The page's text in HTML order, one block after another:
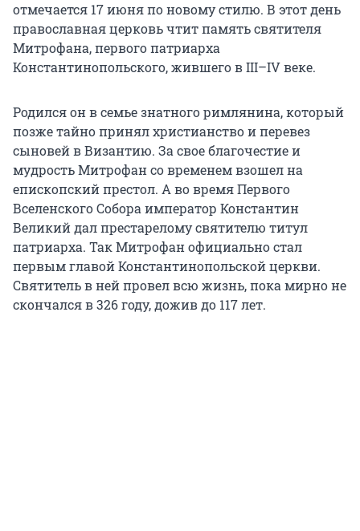
отмечается 17 июня по новому стилю. В этот день
православная церковь чтит память святителя
Митрофана, первого патриарха
Константинопольского, жившего вIII–IVвеке.
Родился он в семье знатного римлянина, который
позже тайно принял христианство и перевез
сыновей в Византию. За свое благочестие и
мудрость Митрофан со временем взошел на
епископский престол. А во время Первого
Вселенского Собора император Константин
Великий дал престарелому святителю титул
патриарха. Так Митрофан официально стал
первым главой Константинопольской церкви.
Святитель в ней провел всю жизнь, пока мирно не
скончался в 326 году, дожив до 117 лет.